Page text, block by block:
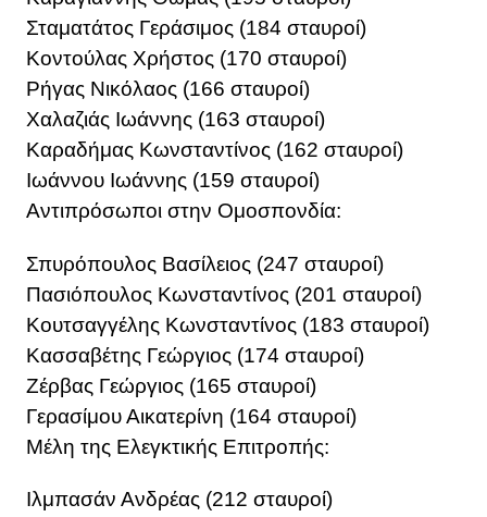
Σταματάτος Γεράσιμος (184 σταυροί)
Κοντούλας Χρήστος (170 σταυροί)
Ρήγας Νικόλαος (166 σταυροί)
Χαλαζιάς Ιωάννης (163 σταυροί)
Καραδήμας Κωνσταντίνος (162 σταυροί)
Ιωάννου Ιωάννης (159 σταυροί)
Αντιπρόσωποι στην Ομοσπονδία:
Σπυρόπουλος Βασίλειος (247 σταυροί)
Πασιόπουλος Κωνσταντίνος (201 σταυροί)
Κουτσαγγέλης Κωνσταντίνος (183 σταυροί)
Κασσαβέτης Γεώργιος (174 σταυροί)
Ζέρβας Γεώργιος (165 σταυροί)
Γερασίμου Αικατερίνη (164 σταυροί)
Μέλη της Ελεγκτικής Επιτροπής:
Ιλμπασάν Ανδρέας (212 σταυροί)